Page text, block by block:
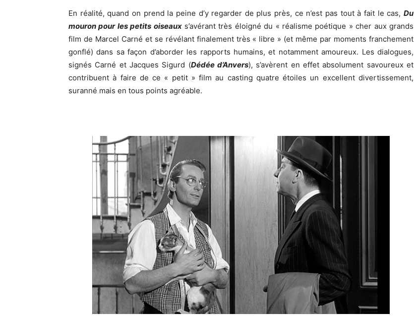
En réalité, quand on prend la peine d’y regarder de plus près, ce n’est pas tout à fait le cas, Du
mouron pour les petits oiseauxs’avérant très éloigné du « réalisme poétique » cher aux grands
film de Marcel Carné et se révélant finalement très « libre » (et même par moments franchement
gonflé) dans sa façon d’aborder les rapports humains, et notamment amoureux. Les dialogues,
signés Carné et Jacques Sigurd (Dédée d’Anvers), s’avèrent en effet absolument savoureux et
contribuent à faire de ce « petit » film au casting quatre étoiles un excellent divertissement,
suranné mais en tous points agréable.